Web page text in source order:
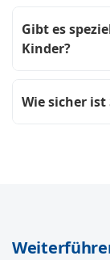
Gibt es
Kinder?
Wie sicher ist